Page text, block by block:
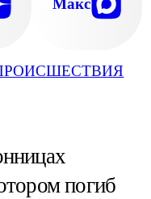
Макс
погиб